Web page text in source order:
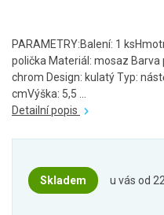
PARAMETRY:Balení: 1
polička Materiál: mosaz
chrom Design: kulatý Typ:
cmVýška: 5,5 ...
Detailní popis
Skladem u vás od